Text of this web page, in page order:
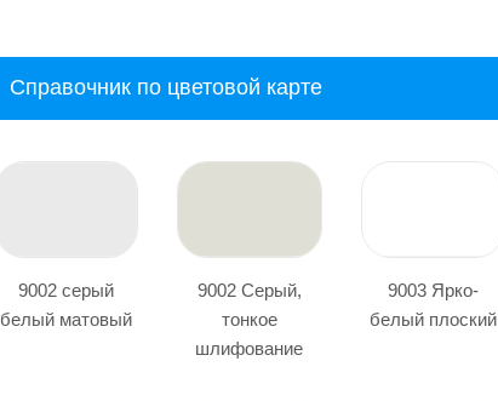
Справочник по цветовой карте
9002 серый
белый матовый
9002 Серый,
тонкое
шлифование
9003 Ярко-
белый плоский